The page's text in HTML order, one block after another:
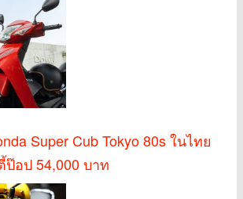
Super Cub Tokyo 80s ในไทย
อป 54,000 บาท